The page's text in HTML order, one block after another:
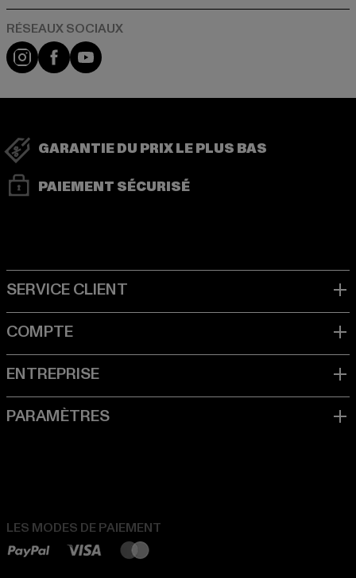
Visit our Instagram page:
Visit our Facebook page:
Visit our YouTube channel:
GARANTIE DU PRIX LE PLUS BAS
PAIEMENT SÉCURISÉ
LES MODES DE PAIEMENT